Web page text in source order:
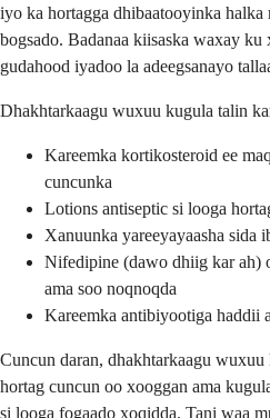
iyo ka hortagga dhibaatooyinka halka
bogsado. Badanaa kiisaska waxay ku
gudahood iyadoo la adeegsanayo
Dhakhtarkaagu wuxuu kugula talin
Kareemka kortikosteroid ee
cuncunka
Lotions antiseptic si looga
Xanuunka yareeyayaasha sida
Nifedipine (dawo dhiig kar ah)
ama soo noqnoqda
Kareemka antibiyootiga haddii
Cuncun daran, dhakhtarkaagu
hortag cuncun oo xooggan ama
si looga fogaado xoqidda. Tani waa